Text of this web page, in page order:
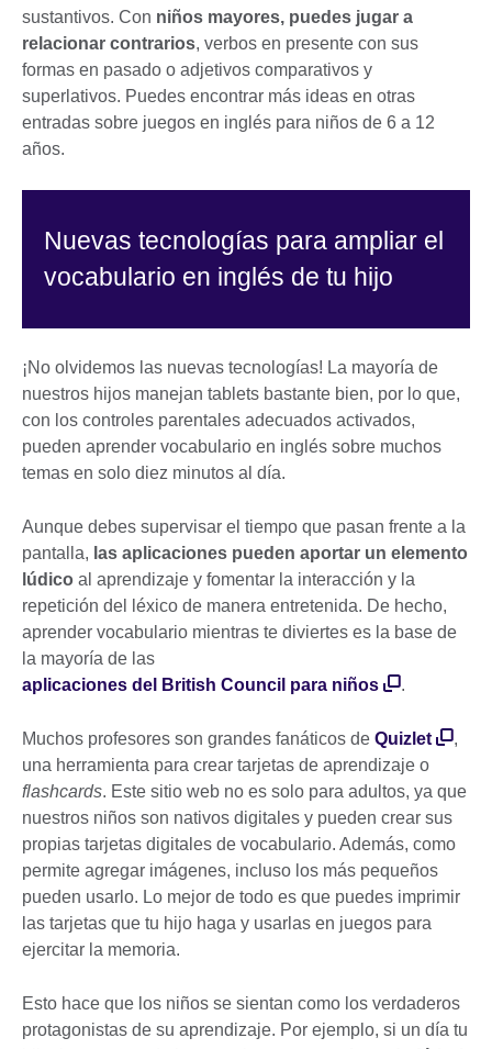
sustantivos. Con niños mayores, puedes jugar a
relacionar contrarios, verbos en presente con sus
formas en pasado o adjetivos comparativos y
superlativos. Puedes encontrar más ideas en otras
entradas sobre juegos en inglés para niños de 6 a 12
años.
Nuevas tecnologías para ampliar el
vocabulario en inglés de tu hijo
¡No olvidemos las nuevas tecnologías! La mayoría de
nuestros hijos manejan tablets bastante bien, por lo que,
con los controles parentales adecuados activados,
pueden aprender vocabulario en inglés sobre muchos
temas en solo diez minutos al día.
Aunque debes supervisar el tiempo que pasan frente a la
pantalla, las aplicaciones pueden aportar un elemento
lúdico al aprendizaje y fomentar la interacción y la
repetición del léxico de manera entretenida. De hecho,
aprender vocabulario mientras te diviertes es la base de
la mayoría de las
aplicaciones del British Council para niños
.
Muchos profesores son grandes fanáticos de Quizlet
,
una herramienta para crear tarjetas de aprendizaje o
flashcards. Este sitio web no es solo para adultos, ya que
nuestros niños son nativos digitales y pueden crear sus
propias tarjetas digitales de vocabulario. Además, como
permite agregar imágenes, incluso los más pequeños
pueden usarlo. Lo mejor de todo es que puedes imprimir
las tarjetas que tu hijo haga y usarlas en juegos para
ejercitar la memoria.
Esto hace que los niños se sientan como los verdaderos
protagonistas de su aprendizaje. Por ejemplo, si un día tu